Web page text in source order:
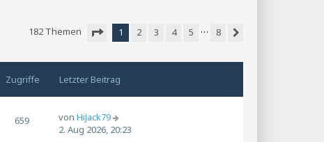
182 Themen
1 2 3 4 5 …
8
Zugriffe Letzter Beitrag
659 von HiJack79
2. Aug 2026, 20:23